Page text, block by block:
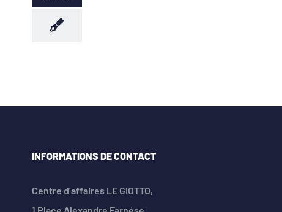
INFORMATIONS DE CONTACT
Centre d’affaires LE GIOTTO,